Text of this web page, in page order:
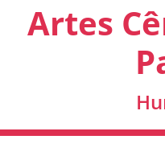
Artes